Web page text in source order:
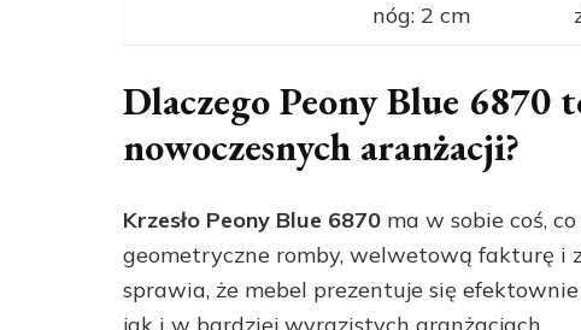
nóg: 2 cm
Dlaczego Peony Blue 6870
nowoczesnych aranżacji?
Krzesło Peony Blue 6870 ma w sobie coś,
geometryczne romby, welwetową fakturę i
sprawia, że mebel prezentuje się
jak i w bardziej wyrazistych aranżacjach.